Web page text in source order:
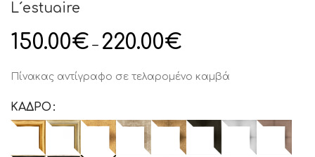
L´estuaire
150.00€ – 220.00€
Πίνακας αντίγραφο σε τελαρομένο καμβά
ΚΑΔΡΟ